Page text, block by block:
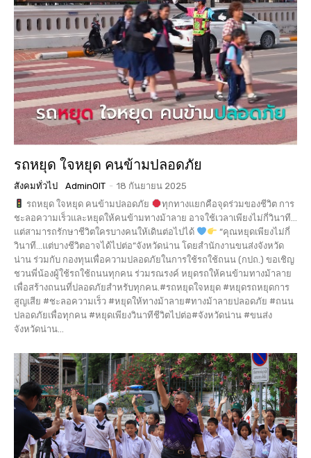
รถหยุด ใจหยุด คนข้ามปลอดภัย
สังคมทั่วไป AdminOIT - 18 กันยายน 2025
รถหยุด ใจหยุด คนข้ามปลอดภัย
ทุกทางแยกคือจุดร่วมของชีวิต การ
ชะลอความเร็วและหยุดให้คนข้ามทางม้าลาย อาจใช้เวลาเพียงไม่กี่วินาที...
แต่สามารถรักษาชีวิตใครบางคนให้เดินต่อไปได้
“คุณหยุดเพียงไม่กี่
วินาที…แต่บางชีวิตอาจได้ไปต่อ”จังหวัดน่าน โดยสำนักงานขนส่งจังหวัด
น่าน ร่วมกับ กองทุนเพื่อความปลอดภัยในการใช้รถใช้ถนน (กปถ.) ขอเชิญ
ชวนพี่น้องผู้ใช้รถใช้ถนนทุกคน ร่วมรณรงค์ หยุดรถให้คนข้ามทางม้าลาย
เพื่อสร้างถนนที่ปลอดภัยสำหรับทุกคน.#รถหยุดใจหยุด #หยุดรถหยุดการ
สูญเสีย #ชะลอความเร็ว #หยุดให้ทางม้าลาย#ทางม้าลายปลอดภัย #ถนน
ปลอดภัยเพื่อทุกคน #หยุดเพียงวินาทีชีวิตไปต่อ#จังหวัดน่าน #ขนส่ง
จังหวัดน่าน...